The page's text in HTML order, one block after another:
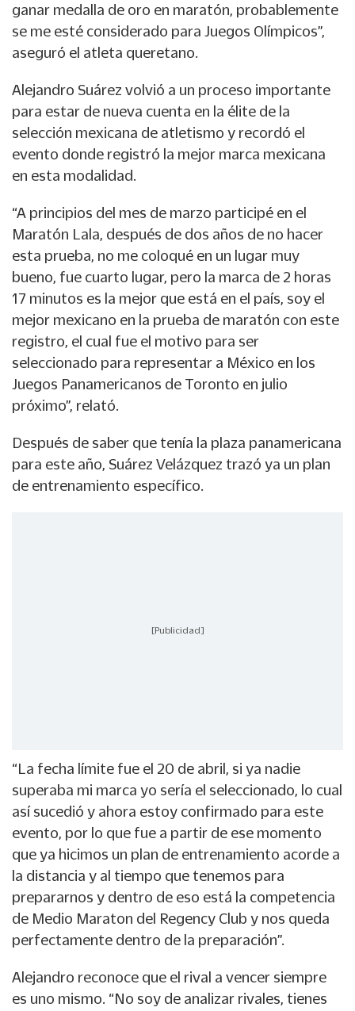
ganar medalla de oro en maratón, probablemente
se me esté considerado para Juegos Olímpicos”,
aseguró el atleta queretano.
Alejandro Suárez volvió a un proceso importante
para estar de nueva cuenta en la élite de la
selección mexicana de atletismo y recordó el
evento donde registró la mejor marca mexicana
en esta modalidad.
“A principios del mes de marzo participé en el
Maratón Lala, después de dos años de no hacer
esta prueba, no me coloqué en un lugar muy
bueno, fue cuarto lugar, pero la marca de 2 horas
17 minutos es la mejor que está en el país, soy el
mejor mexicano en la prueba de maratón con este
registro, el cual fue el motivo para ser
seleccionado para representar a México en los
Juegos Panamericanos de Toronto en julio
próximo”, relató.
Después de saber que tenía la plaza panamericana
para este año, Suárez Velázquez trazó ya un plan
de entrenamiento específico.
[Publicidad]
“La fecha límite fue el 20 de abril, si ya nadie
superaba mi marca yo sería el seleccionado, lo cual
así sucedió y ahora estoy confirmado para este
evento, por lo que fue a partir de ese momento
que ya hicimos un plan de entrenamiento acorde a
la distancia y al tiempo que tenemos para
prepararnos y dentro de eso está la competencia
de Medio Maraton del Regency Club y nos queda
perfectamente dentro de la preparación”.
Alejandro reconoce que el rival a vencer siempre
es uno mismo. “No soy de analizar rivales, tienes